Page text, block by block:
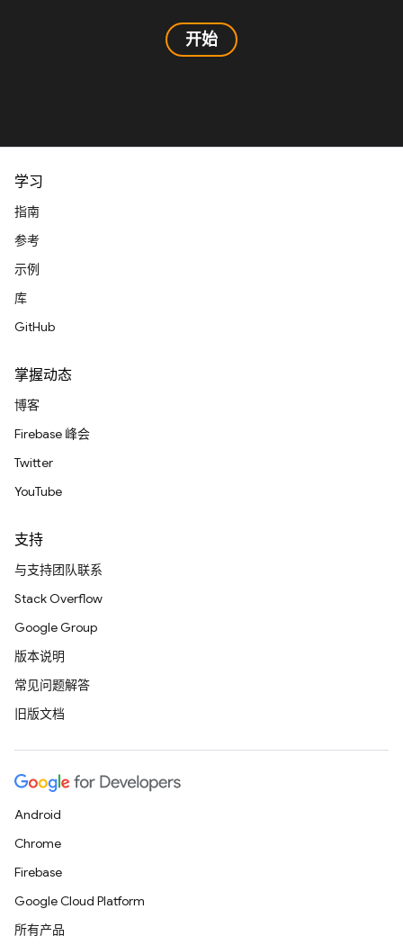
开始
学习
指南
参考
示例
库
GitHub
掌握动态
博客
Firebase 峰会
Twitter
YouTube
支持
与支持团队联系
Stack Overflow
Google Group
版本说明
常见问题解答
旧版文档
Android
Chrome
Firebase
Google Cloud Platform
所有产品